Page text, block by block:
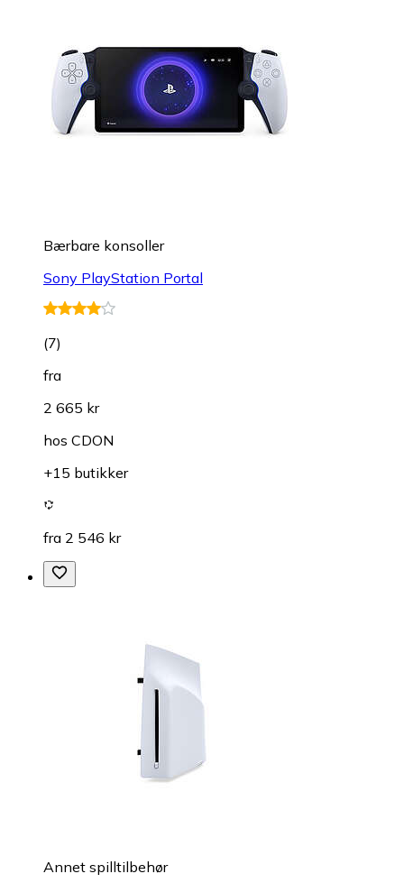
Bærbare konsoller
Sony PlayStation Portal
(7)
fra
2 665 kr
hos CDON
+15 butikker
fra 2 546 kr
Annet spilltilbehør